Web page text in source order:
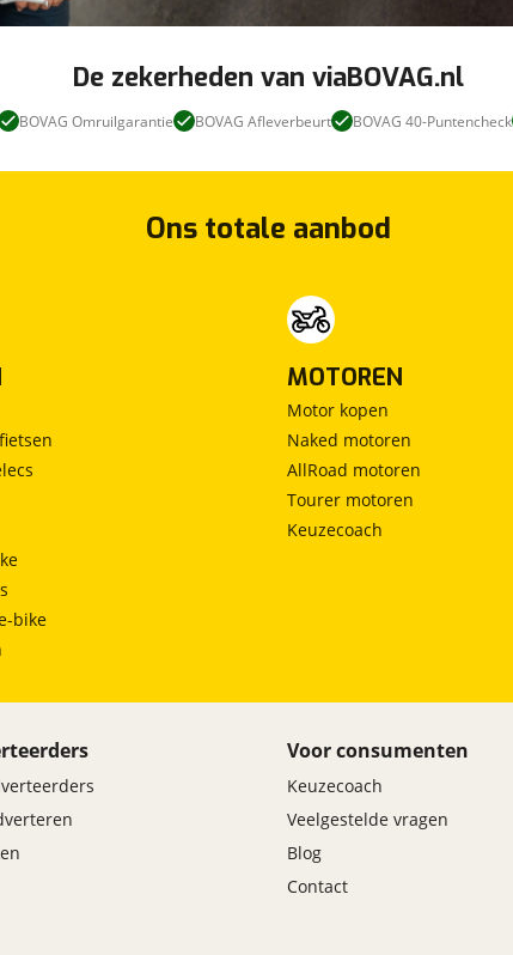
De zekerheden van viaBOVAG.nl
BOVAG Omruilgarantie BOVAG Afleverbeurt BOVAG 40-Puntencheck
Ons totale aanbod
bike
MOTOREN
Motor kopen
Naked motoren
AllRoad motoren
Tourer motoren
Keuzecoach
Voor consumenten
Keuzecoach
Veelgestelde vragen
Blog
Contact